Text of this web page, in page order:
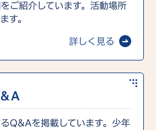
ご紹介しています。活動場所
す。
詳しく見る
A
Q&Aを掲載しています。少年